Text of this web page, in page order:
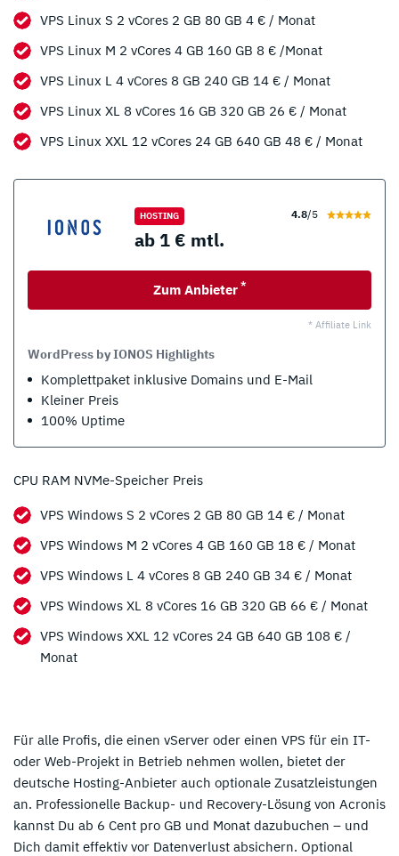
VPS Linux S 2 vCores 2 GB 80 GB 4 € / Monat
VPS Linux M 2 vCores 4 GB 160 GB 8 € /Monat
VPS Linux L 4 vCores 8 GB 240 GB 14 € / Monat
VPS Linux XL 8 vCores 16 GB 320 GB 26 € / Monat
VPS Linux XXL 12 vCores 24 GB 640 GB 48 € / Monat
HOSTING 4.8/5
ab 1 € mtl.
Zum Anbieter *
* Affiliate Link
WordPress by IONOS Highlights
Komplettpaket inklusive Domains und E-Mail
Kleiner Preis
100% Uptime
CPU RAM NVMe-Speicher Preis
VPS Windows S 2 vCores 2 GB 80 GB 14 € / Monat
VPS Windows M 2 vCores 4 GB 160 GB 18 € / Monat
VPS Windows L 4 vCores 8 GB 240 GB 34 € / Monat
VPS Windows XL 8 vCores 16 GB 320 GB 66 € / Monat
VPS Windows XXL 12 vCores 24 GB 640 GB 108 € /
Monat
Für alle Profis, die einen vServer oder einen VPS für ein IT-
oder Web-Projekt in Betrieb nehmen wollen, bietet der
deutsche Hosting-Anbieter auch optionale Zusatzleistungen
an. Professionelle Backup- und Recovery-Lösung von Acronis
kannst Du ab 6 Cent pro GB und Monat dazubuchen – und
Dich damit effektiv vor Datenverlust absichern. Optional